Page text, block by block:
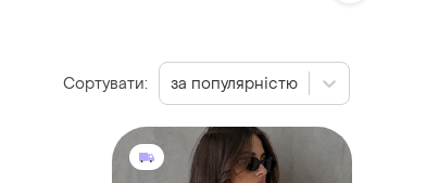
Сортувати: за популярністю